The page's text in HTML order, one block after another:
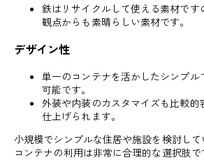
鉄はリサイクルして使える素材で
観点からも素晴らしい素材です。
デザイン性
単一のコンテナを活かしたシンプ
可能です。
外装や内装のカスタマイズも比較的
仕上げられます。
小規模でシンプルな住居や施設を検討し
コンテナの利用は非常に合理的な選択肢で